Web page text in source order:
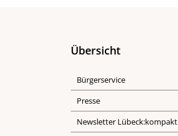
Übersicht
Bürgerservice
Presse
Newsletter Lübeck:kompakt